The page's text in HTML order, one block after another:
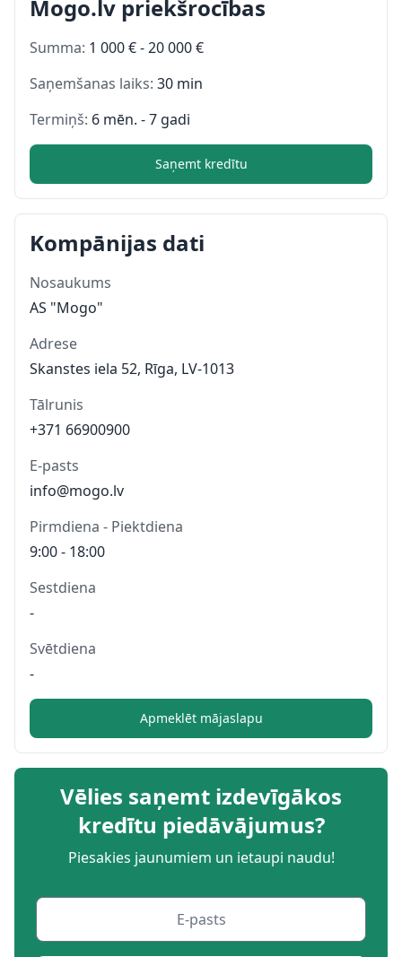
Mogo.lv priekšrocības
Summa: 1 000 € - 20 000 €
Saņemšanas laiks: 30 min
Termiņš: 6 mēn. - 7 gadi
Saņemt kredītu
Kompānijas dati
Nosaukums
AS "Mogo"
Adrese
Skanstes iela 52, Rīga, LV-1013
Tālrunis
+371 66900900
E-pasts
info@mogo.lv
Pirmdiena - Piektdiena
9:00 - 18:00
Sestdiena
-
Svētdiena
-
Apmeklēt mājaslapu
Vēlies saņemt izdevīgākos
kredītu piedāvājumus?
Piesakies jaunumiem un ietaupi naudu!